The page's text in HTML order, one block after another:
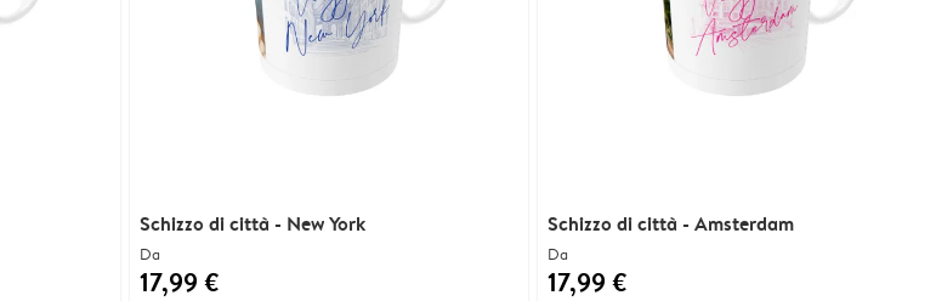
Schizzo di città - New York
Da
17,99 €
Schizzo di città - Amsterdam
Da
17,99 €